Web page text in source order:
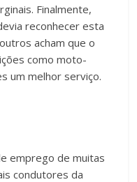
Finalmente,
reconhecer esta
acham que o
como moto-
um melhor serviço.
emprego de muitas
condutores da